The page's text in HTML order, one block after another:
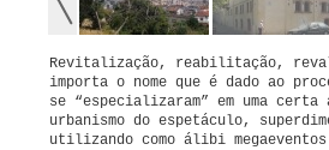
Revitalização, reabilitação,
importa o nome que é dado ao
se “especializaram” em uma
urbanismo do espetáculo,
utilizando como álibi